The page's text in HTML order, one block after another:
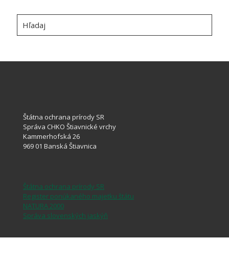
Štátna ochrana prírody SR
Správa CHKO Štiavnické vrchy
Kammerhofská 26
969 01 Banská Štiavnica
Štátna ochrana prírody SR
Register ponúkaného majetku štátu
NATURA 2000
Správa slovenských jaskýň